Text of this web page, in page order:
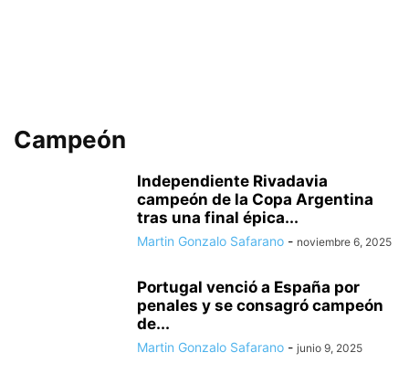
Campeón
Independiente Rivadavia
campeón de la Copa Argentina
tras una final épica...
Martin Gonzalo Safarano - noviembre 6, 2025
Portugal venció a España por
penales y se consagró campeón
de...
Martin Gonzalo Safarano - junio 9, 2025